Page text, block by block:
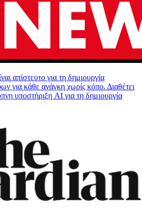
απίστευτο για τη δημιουργία
για κάθε ανάγκη χωρίς κόπο. Διαθέτει
υποστήριξη AI για τη δημιουργία